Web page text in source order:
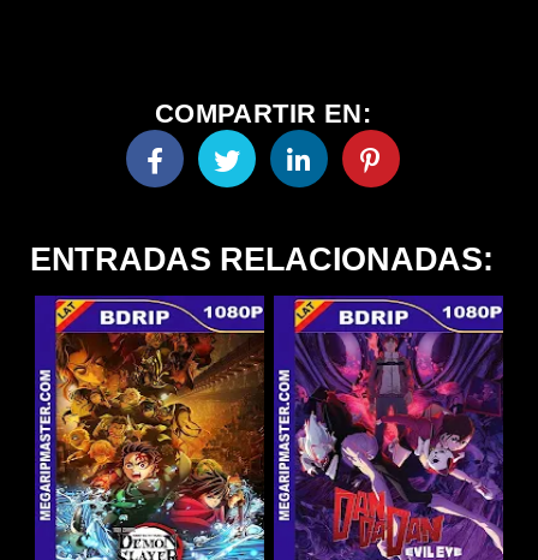
COMPARTIR EN:
ENTRADAS RELACIONADAS: